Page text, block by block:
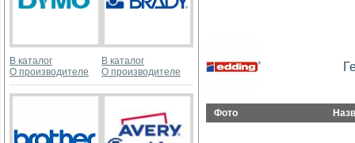
В каталог
О производителе
В каталог
О производителе
Фото